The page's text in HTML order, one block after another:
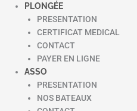
PLONGÉE
PRESENTATION
CERTIFICAT MEDICAL
CONTACT
PAYER EN LIGNE
ASSO
PRESENTATION
NOS BATEAUX